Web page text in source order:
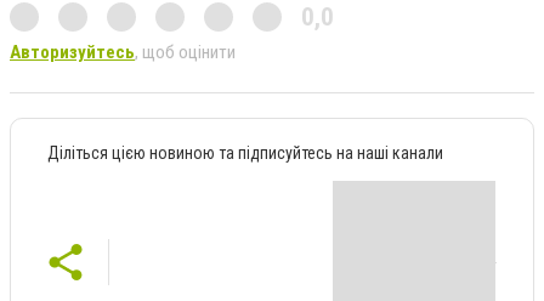
0,0
Авторизуйтесь, щоб оцінити
Діліться цією новиною та підписуйтесь на наші канали